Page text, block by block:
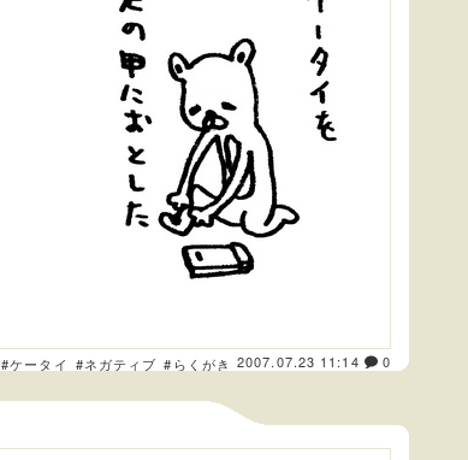
#ケータイ #ネガティブ #らくがき 2007.07.23 11:14 0